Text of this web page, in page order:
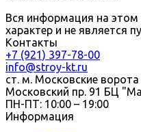
Вся информация на
характер и не является
Контакты
+7 (921) 397-78-00
info@stroy-kt.ru
ст. м. Московские ворота
Московский пр. 91 БЦ
ПН-ПТ: 10:00 – 19:00
Информация